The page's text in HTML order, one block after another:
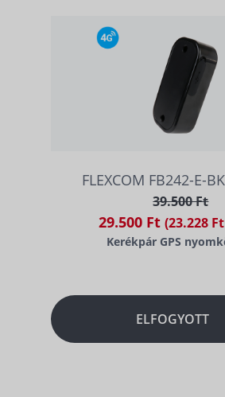
FLEXCOM FB242-E-
39.500 Ft
29.500 Ft (23.228
Kerékpár GPS
ELFOGYOTT